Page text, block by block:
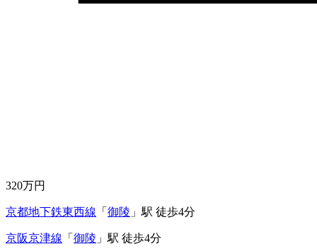
320万円
京都地下鉄東西線 「 御陵 」駅 徒歩4分
京阪京津線 「 御陵 」駅 徒歩4分